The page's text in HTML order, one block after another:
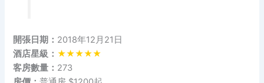
開張日期： 2018年12月21日
酒店星級： ★★★★★
客房數量： 273